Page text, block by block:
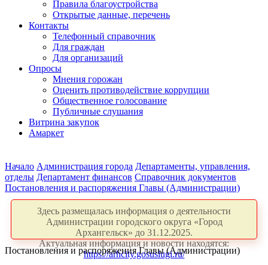
Правила благоустройства
Открытые данные, перечень
Контакты
Телефонный справочник
Для граждан
Для организаций
Опросы
Мнения горожан
Оценить противодействие коррупции
Общественное голосование
Публичные слушания
Витрина закупок
Амаркет
Начало Администрация города Департаменты, управления,
отделы Департамент финансов Справочник документов
Постановления и распоряжения Главы (Администрации)
Здесь размещалась информация о деятельности
Администрации городского округа «Город
Архангельск» до 31.12.2025.
Актуальная информация и новости находятся:
https://arhcity.gosuslugi.ru/
Постановления и распоряжения Главы (Администрации)